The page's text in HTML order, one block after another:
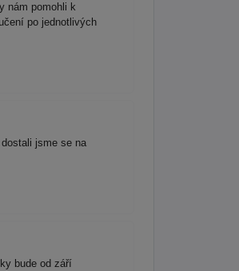
nám pomohli k
po jednotlivých
jsme se na
bude od září